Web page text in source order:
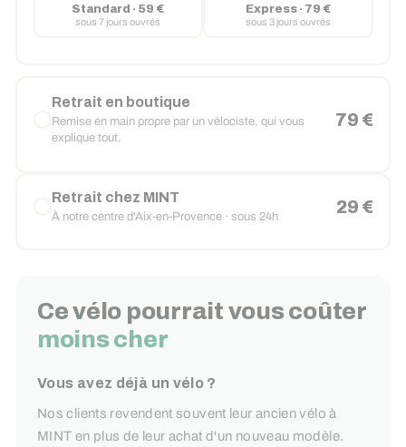
Standard · 59 €
sous 7 jours ouvrés
Express · 79 €
sous 3 jours ouvrés
Retrait en boutique
Remise en main propre par un vélociste, qui vous
explique tout.
79 €
Retrait chez MINT
À notre centre d'Aix-en-Provence · sous 24h 29 €
Ce vélo pourrait vous coûter
moins cher
Vous avez déjà un vélo ?
Nos clients revendent souvent leur ancien vélo à
MINT en plus de leur achat d'un nouveau modèle.